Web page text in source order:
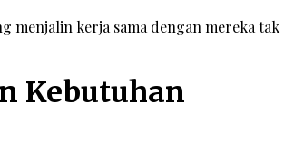
menjalin kerja sama dengan mereka tak
Kebutuhan